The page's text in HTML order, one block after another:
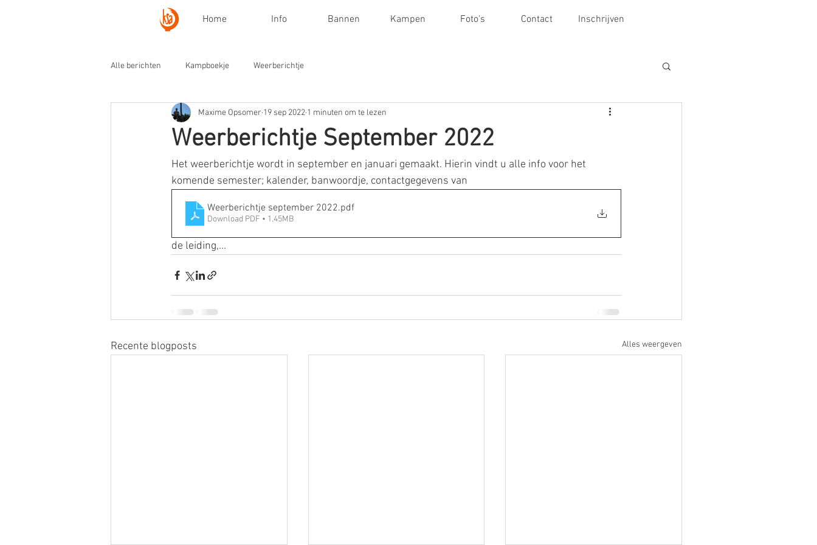
Home Info Bannen Kampen Foto's Contact Inschrijven
Alle berichten Kampboekje Weerberichtje
Weerberichtje September 2022
Maxime Opsomer 19 sep 2022 1 minuten om te lezen
Het weerberichtje wordt in september en januari gemaakt. Hierin vindt u alle info voor het
komende semester; kalender, banwoordje, contactgegevens van
Weerberichtje september 2022.pdf
Download PDF • 1.45MB
de leiding,...
Recente blogposts Alles weergeven